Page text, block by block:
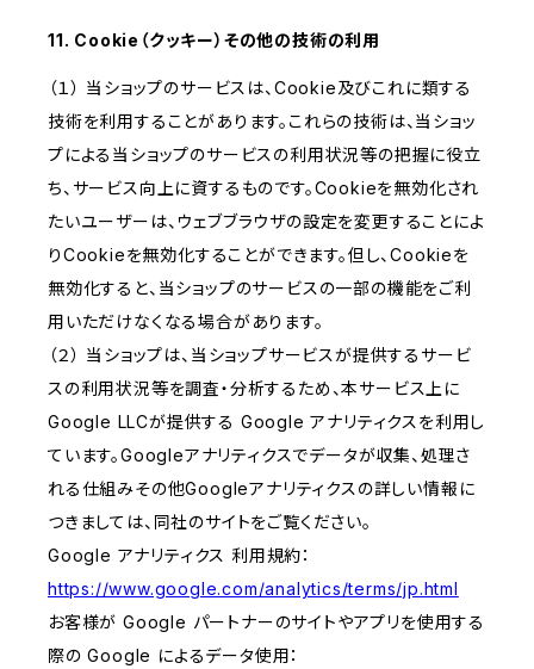
11. Cookie（クッキー）その他の技術の利用
（１） 当ショップのサービスは、Cookie及びこれに類する
技術を利用することがあります。これらの技術は、当ショッ
プによる当ショップのサービスの利用状況等の把握に役立
ち、サービス向上に資するものです。Cookieを無効化され
たいユーザーは、ウェブブラウザの設定を変更することによ
りCookieを無効化することができます。但し、Cookieを
無効化すると、当ショップのサービスの一部の機能をご利
用いただけなくなる場合があります。
（２） 当ショップは、当ショップサービスが提供するサービ
スの利用状況等を調査・分析するため、本サービス上に
Google LLCが提供する Google アナリティクスを利用し
ています。Googleアナリティクスでデータが収集、処理さ
れる仕組みその他Googleアナリティクスの詳しい情報に
つきましては、同社のサイトをご覧ください。
Google アナリティクス 利用規約：
https://www.google.com/analytics/terms/jp.html
お客様が Google パートナーのサイトやアプリを使用する
際の Google によるデータ使用：